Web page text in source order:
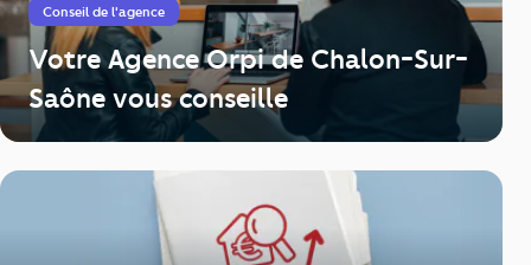
Conseil de l'agence
Votre Agence Orpi de Chalon-Sur-
Saône vous conseille